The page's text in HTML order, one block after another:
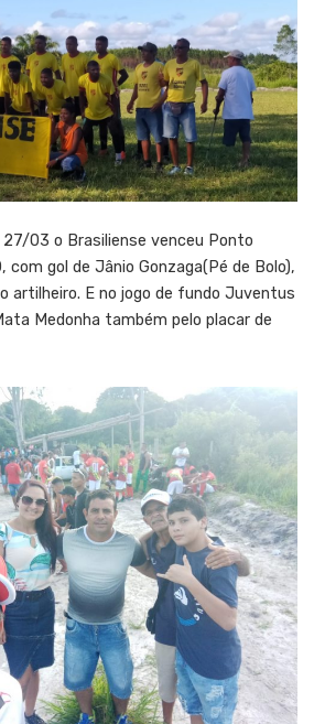
27/03 o Brasiliense venceu Ponto
com gol de Jânio Gonzaga(Pé de Bolo),
artilheiro. E no jogo de fundo Juventus
Medonha também pelo placar de